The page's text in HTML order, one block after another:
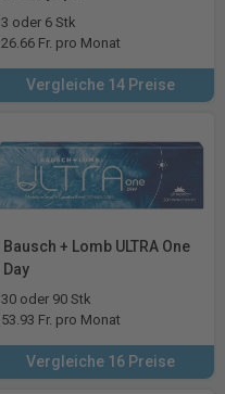
3 oder 6 Stk
26.66 Fr. pro Monat
Vergleiche 14 Preise
Bausch + Lomb ULTRA One
Day
30 oder 90 Stk
53.93 Fr. pro Monat
Vergleiche 16 Preise